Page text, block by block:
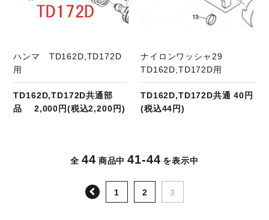
ハンマ TD162D,TD172D
用
TD162D,TD172D共通部
品 2,000円(税込2,200円)
ナイロンワッシャ29
TD162D,TD172D用
TD162D,TD172D共通 40円
(税込44円)
全 44 商品中 41-44 を表示中
1 2 3